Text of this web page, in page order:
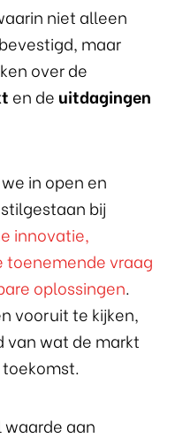
niet alleen
maar
over de
en de uitdagingen
in open en
bij
innovatie,
toenemende vraag
oplossingen.
vooruit te kijken,
van wat de markt
waarde aan